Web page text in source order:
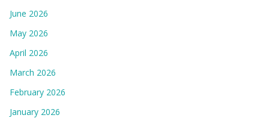
June 2026
May 2026
April 2026
March 2026
February 2026
January 2026